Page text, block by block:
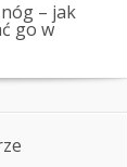
– jak
go w